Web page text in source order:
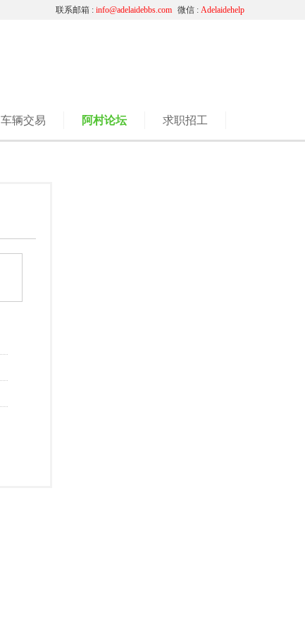
微信 : Adelaidehelp
联系邮箱 : info@adelaidebbs.com
车辆交易 阿村论坛 求职招工